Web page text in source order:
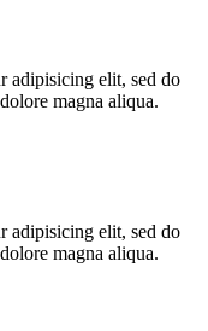
adipisicing elit, sed do
magna aliqua.
adipisicing elit, sed do
magna aliqua.